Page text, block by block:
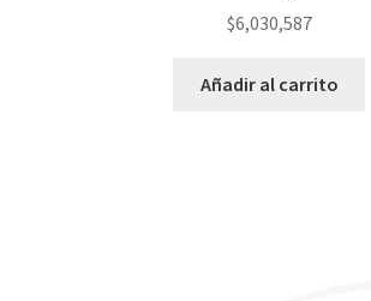
$6,030,587
Añadir al carrito